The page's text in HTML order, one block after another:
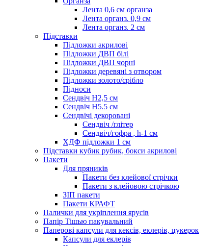
Лента 0,6 см органза
Лента органз. 0,9 см
Лента органз. 2 см
Підставки
Підложки акрилові
Підложки ДВП білі
Підложки ДВП чорні
Підложки деревяні з отвором
Підложки золото/срібло
Підноси
Сендвіч H2,5 см
Сендвіч H5.5 см
Сендвічі декоровані
Сендвіч /глітер
Сендвіч/гофра , h-1 см
ХДФ підложки 1 см
Підставки кубик рубик, бокси акрилові
Пакети
Для пряників
Пакети без клейової стрічки
Пакети з клейовою стрічкою
ЗІП пакети
Пакети КРАФТ
Палички для укріплення ярусів
Папір Тішью пакувальний
Паперові капсули для кексів, еклерів, цукерок
Капсули для еклерів